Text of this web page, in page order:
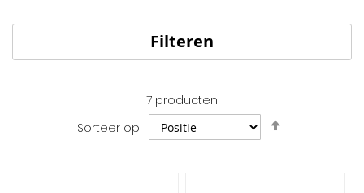
Filteren
7 producten
Sorteer op